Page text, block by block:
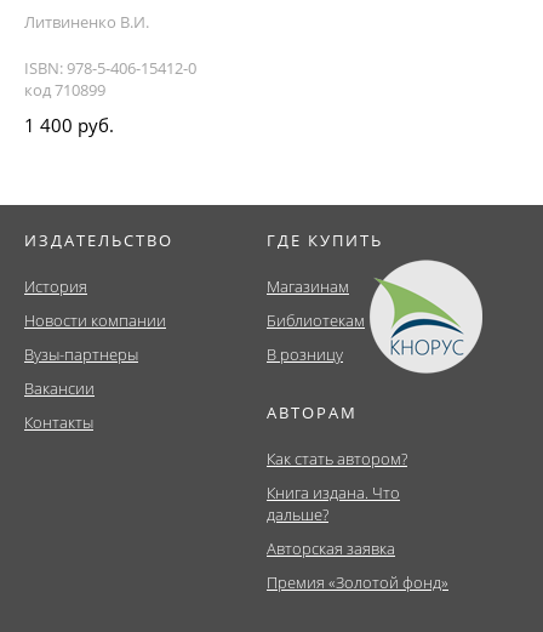
Литвиненко В.И.
ISBN: 978-5-406-15412-0
код 710899
1 400 руб.
ИЗДАТЕЛЬСТВО
История
Новости компании
Вузы-партнеры
Вакансии
Контакты
ГДЕ КУПИТЬ
Магазинам
Библиотекам
В розницу
АВТОРАМ
Как стать автором?
Книга издана. Что
дальше?
Авторская заявка
Премия «Золотой фонд»